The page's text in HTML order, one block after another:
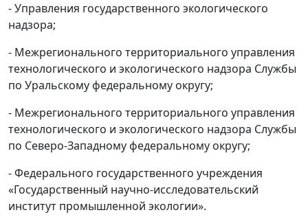
- Управления государственного экологического
надзора;
- Межрегионального территориального управления
технологического и экологического надзора Службы
по Уральскому федеральному округу;
- Межрегионального территориального управления
технологического и экологического надзора Службы
по Северо-Западному федеральному округу;
- Федерального государственного учреждения
«Государственный научно-исследовательский
институт промышленной экологии».